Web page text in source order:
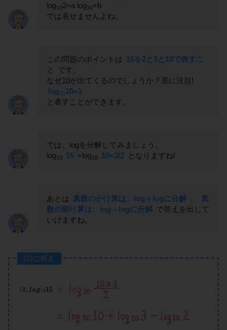
log102=a log10=b
では表せませんよね。
この問題のポイントは 15を2と3と10で表すこ
と
です。
なぜ10が出てくるのでしょうか？底に注目!
log 1010=1
と表すことができます。
では、logを分解してみましょう。
log10 15 =log10 10×3/2 となりますね!
あとは 真数のかけ算は、log＋logに分解
真
数の割り算は、log－logに分解 で答えを出して
いけますね。
(2)に答え